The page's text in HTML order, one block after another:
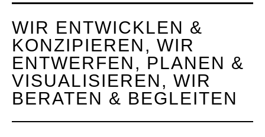
WIR ENTWICKLEN &
KONZIPIEREN, WIR
ENTWERFEN, PLANEN &
VISUALISIEREN, WIR
BERATEN & BEGLEITEN